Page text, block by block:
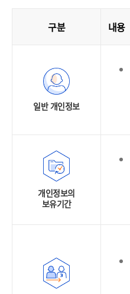
구분 내용
일반 개인정보
개인정보의
보유기간